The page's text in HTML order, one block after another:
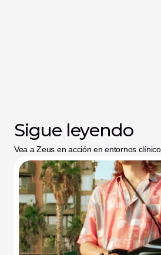
Sigue leyendo
Vea a Zeus en acción en entornos